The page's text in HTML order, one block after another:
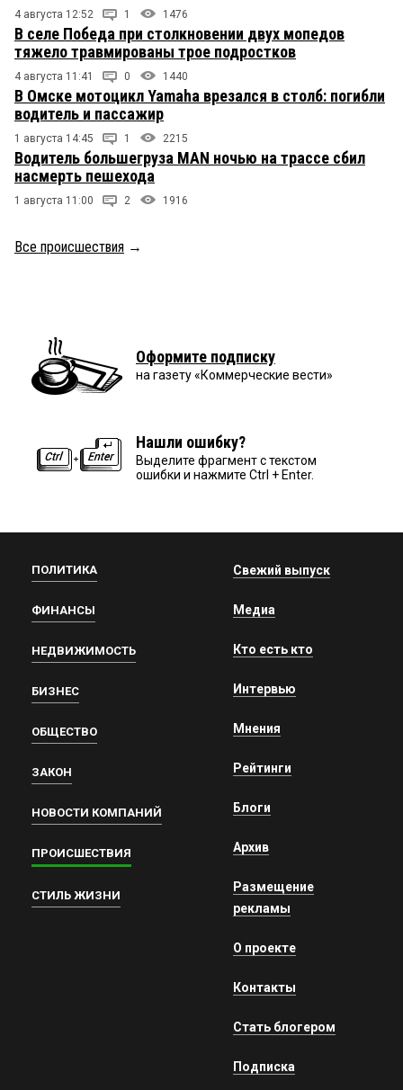
4 августа 12:52 1 1476
В селе Победа при столкновении двух мопедов
тяжело травмированы трое подростков
4 августа 11:41 0 1440
В Омске мотоцикл Yamaha врезался в столб: погибли
водитель и пассажир
1 августа 14:45 1 2215
Водитель большегруза MAN ночью на трассе сбил
насмерть пешехода
1 августа 11:00 2 1916
Все происшествия →
Оформите подписку
на газету «Коммерческие вести»
Нашли ошибку?
Выделите фрагмент с текстом
ошибки и нажмите Ctrl + Enter.
ПОЛИТИКА
ФИНАНСЫ
НЕДВИЖИМОСТЬ
БИЗНЕС
ОБЩЕСТВО
ЗАКОН
НОВОСТИ КОМПАНИЙ
ПРОИСШЕСТВИЯ
СТИЛЬ ЖИЗНИ
Свежий выпуск
Медиа
Кто есть кто
Интервью
Мнения
Рейтинги
Блоги
Архив
Размещение
рекламы
О проекте
Контакты
Стать блогером
Подписка